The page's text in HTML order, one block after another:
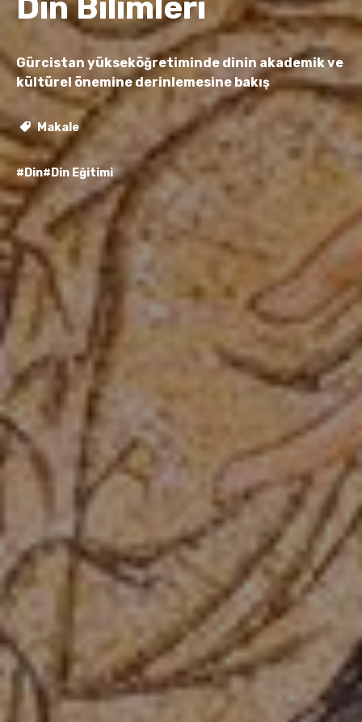
Gürcistan yükseköğretiminde dinin akademik ve
kültürel önemine derinlemesine bakış
Makale
#Din#Din Eğitimi